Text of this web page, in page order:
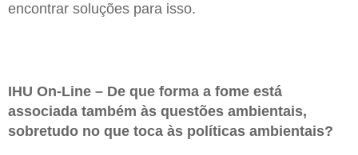
encontrar soluções para isso.
IHU On-Line – De que forma a fome está
associada também às questões ambientais,
sobretudo no que toca às políticas ambientais?